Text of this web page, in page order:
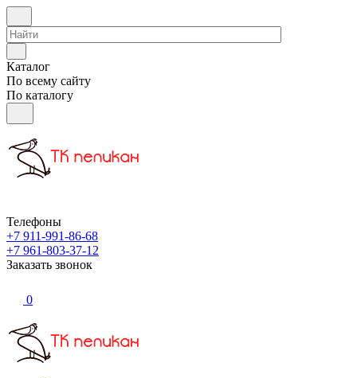
Каталог
По всему сайту
По каталогу
Телефоны
+7 911-991-86-68
+7 961-803-37-12
Заказать звонок
0